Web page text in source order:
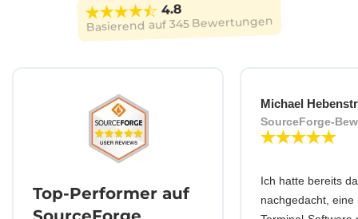
4.8
Basierend auf345 Bewertungen
Top-Performer auf
Michael
SourceForge-
Ich hatte bereits
nachgedacht, eine